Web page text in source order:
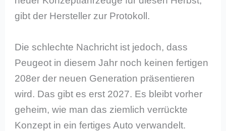
gibt der Hersteller zur Protokoll.
Die schlechte Nachricht ist jedoch, dass
Peugeot in diesem Jahr noch keinen fertigen
208er der neuen Generation präsentieren
wird. Das gibt es erst 2027. Es bleibt vorher
geheim, wie man das ziemlich verrückte
Konzept in ein fertiges Auto verwandelt.